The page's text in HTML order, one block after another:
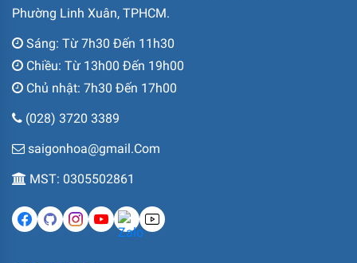
Phường Linh Xuân, TPHCM.
Sáng: Từ 7h30 Đến 11h30
Chiều: Từ 13h00 Đến 19h00
Chủ nhật: 7h30 Đến 17h00
(028) 3720 3389
saigonhoa@gmail.Com
MST: 0305502861